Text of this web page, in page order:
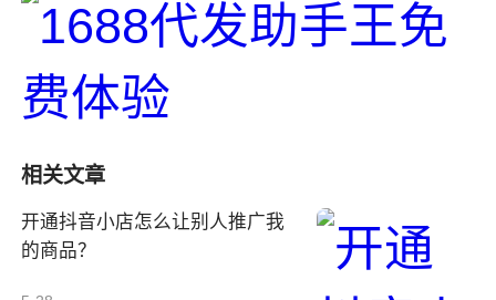
相关文章
开通抖音小店怎么让别人推广我
的商品？